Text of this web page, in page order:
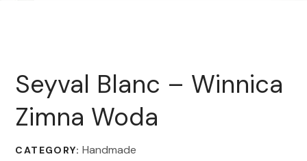
Seyval Blanc – Winnica
Zimna Woda
CATEGORY:Handmade